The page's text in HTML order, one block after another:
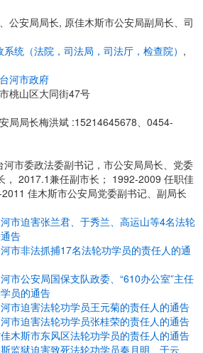
公安局局长, 原佳木斯市公安局副局长、司
统（法院，司法局，司法厅，检查院） ,
河市政府
桃山区大同街47号
局局长梅洪斌 :15214645678、0454-
市委政法委副书记，市公安局局长、党委
， 2017.1兼任副市长； 1992-2009 任职佳
佳木斯市公安局党委副书记、副局长
市迫害张兰君、于秀兰、高运山等4名法轮
告
市非法抓捕17名法轮功学员的责任人的通
市公安局国保支队政委、“610办公室”主任
员的通告
市迫害法轮功学员王元菊的责任人的通告
市迫害法轮功学员张桂荣的责任人的通告
木斯市东风区法轮功学员的责任人的通告
监狱迫害致死法轮功学员秦月明、于云